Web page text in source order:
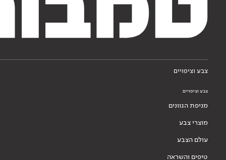
צבע וציפויים
צבע וציפויים
מניפת הגוונים
מוצרי צבע
עולם הצבע
טיפים והשראה